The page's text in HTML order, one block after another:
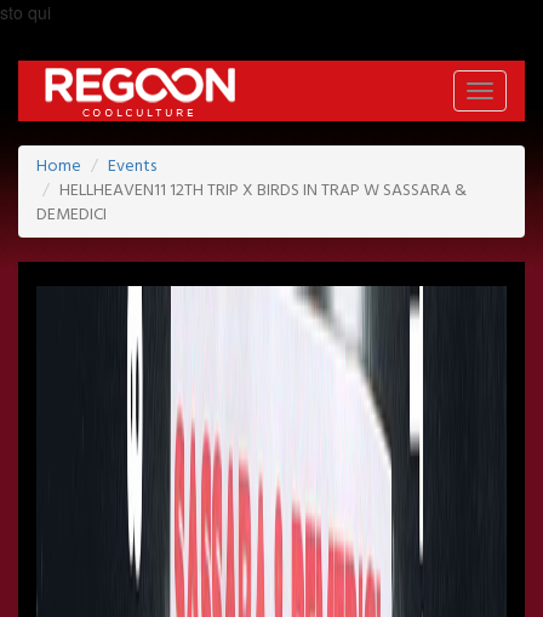
sto qui
Toggle
Home
Events
HELLHEAVEN11 12TH TRIP X BIRDS IN TRAP W SASSARA &
DEMEDICI